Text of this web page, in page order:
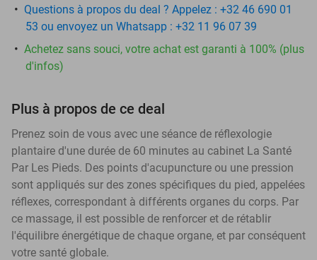
Questions à propos du deal ? Appelez : +32 46 690 01
53 ou envoyez un Whatsapp : +32 11 96 07 39
Achetez sans souci, votre achat est garanti à 100% (plus
d'infos)
Plus à propos de ce deal
Prenez soin de vous avec une séance de réflexologie
plantaire d'une durée de 60 minutes au cabinet La Santé
Par Les Pieds. Des points d'acupuncture ou une pression
sont appliqués sur des zones spécifiques du pied, appelées
réflexes, correspondant à différents organes du corps. Par
ce massage, il est possible de renforcer et de rétablir
l'équilibre énergétique de chaque organe, et par conséquent
votre santé globale.